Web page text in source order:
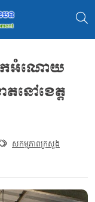
កអំណោយ
តនៅខេត្ត
សកម្មភាពក្រសួង